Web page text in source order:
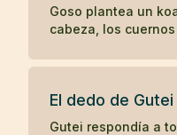
Goso plantea un
cabeza, los
cola?
El dedo de Gutei
Gutei respondía a